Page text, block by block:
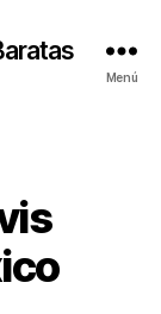
Menú